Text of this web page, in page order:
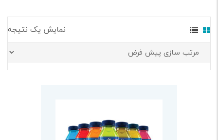
نمایش یک نتیجه